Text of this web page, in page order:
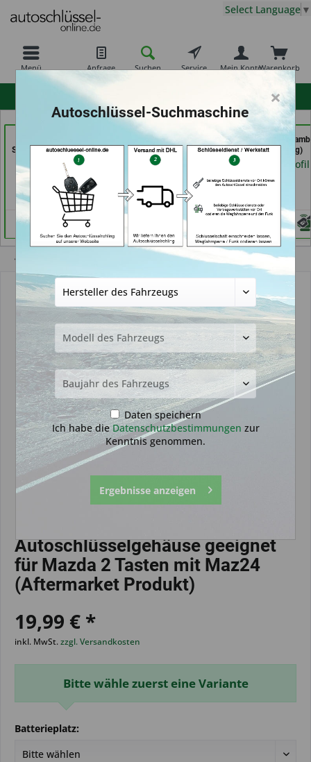
Menü Anfrage Suchen Service Warenkorb
Mein Konto
Select Language ▼
Sicherheitstechnik Güler
GmbH (in Karlsruhe)
Händlerprofil
Shoes & Keys by Eski (in
Erlangen)
Händlerprofil
Autoschlüssel
(in Hamburg)
Händlerprofil
Autoschlüsselgehäuse und Zubehör
Autoschlüsselgehäuse geeignet
für Mazda 2 Tasten mit Maz24
(Aftermarket Produkt)
19,99 € *
inkl. MwSt.zzgl. Versandkosten
Bitte wähle zuerst eine Variante
Batterieplatz:
×
Autoschlüssel-Suchmaschine
Daten speichern
Ich habe dieDatenschutzbestimmungen zur
Kenntnis genommen.
Ergebnisse anzeigen